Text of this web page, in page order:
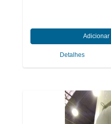
Detalhes